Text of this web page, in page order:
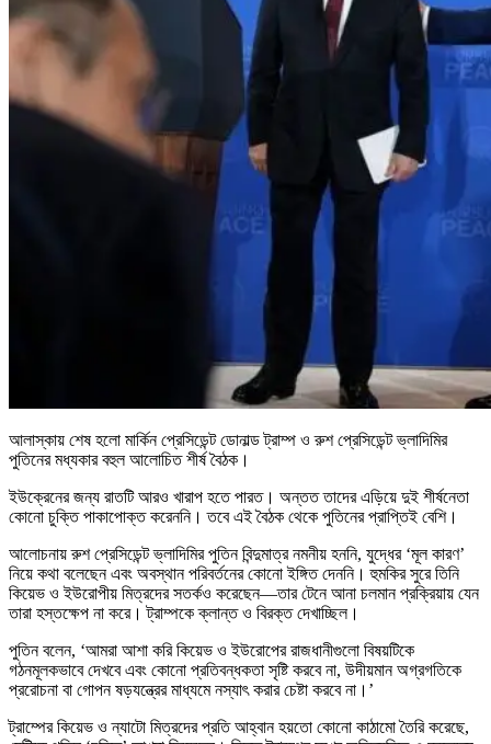
আলাস্কায় শেষ হলো মার্কিন প্রেসিডেন্ট ডোনাল্ড ট্রাম্প ও রুশ প্রেসিডেন্ট ভ্লাদিমির
পুতিনের মধ্যকার বহুল আলোচিত শীর্ষ বৈঠক।
ইউক্রেনের জন্য রাতটি আরও খারাপ হতে পারত। অন্তত তাদের এড়িয়ে দুই শীর্ষনেতা
কোনো চুক্তি পাকাপোক্ত করেননি। তবে এই বৈঠক থেকে পুতিনের প্রাপ্তিই বেশি।
আলোচনায় রুশ প্রেসিডেন্ট ভ্লাদিমির পুতিন বিন্দুমাত্র নমনীয় হননি, যুদ্ধের ‘মূল কারণ’
নিয়ে কথা বলেছেন এবং অবস্থান পরিবর্তনের কোনো ইঙ্গিত দেননি। হুমকির সুরে তিনি
কিয়েভ ও ইউরোপীয় মিত্রদের সতর্কও করেছেন—তার টেনে আনা চলমান প্রক্রিয়ায় যেন
তারা হস্তক্ষেপ না করে। ট্রাম্পকে ক্লান্ত ও বিরক্ত দেখাচ্ছিল।
পুতিন বলেন, ‘আমরা আশা করি কিয়েভ ও ইউরোপের রাজধানীগুলো বিষয়টিকে
গঠনমূলকভাবে দেখবে এবং কোনো প্রতিবন্ধকতা সৃষ্টি করবে না, উদীয়মান অগ্রগতিকে
প্ররোচনা বা গোপন ষড়যন্ত্রের মাধ্যমে নস্যাৎ করার চেষ্টা করবে না।’
ট্রাম্পের কিয়েভ ও ন্যাটো মিত্রদের প্রতি আহ্বান হয়তো কোনো কাঠামো তৈরি করেছে,